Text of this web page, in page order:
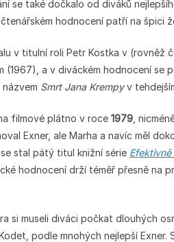
se také dočkalo od diváků
hodnocení patří na špici
v titulní roli Petr Kostka v (rovněž
(1967), a v diváckém hodnocení se
Smrt Jana Krempyv
filmové plátno v roce 1979 ,
Exner, ale Marha a navíc měl
stal pátý titul knižní série
hodnocení drží téměř přesně na
si museli diváci počkat dlouhých
podle mnohých nejlepší Exner.